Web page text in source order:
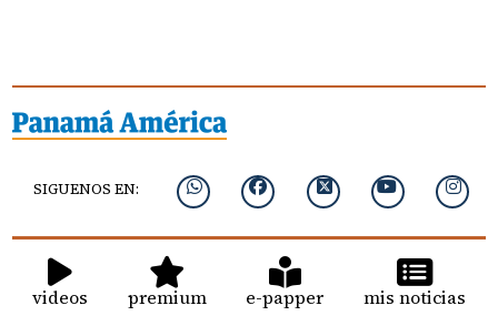
SIGUENOS EN:
videos premium e-papper mis noticias